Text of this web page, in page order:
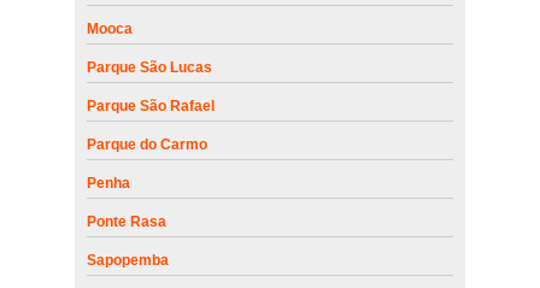
Mooca
Parque São Lucas
Parque São Rafael
Parque do Carmo
Penha
Ponte Rasa
Sapopemba